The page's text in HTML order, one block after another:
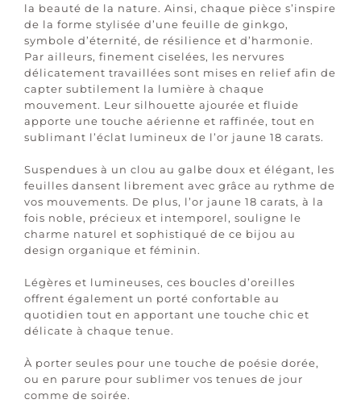
la beauté de la nature. Ainsi, chaque pièce s’inspire
de la forme stylisée d’une feuille de ginkgo,
symbole d’éternité, de résilience et d’harmonie.
Par ailleurs, finement ciselées, les nervures
délicatement travaillées sont mises en relief afin de
capter subtilement la lumière à chaque
mouvement. Leur silhouette ajourée et fluide
apporte une touche aérienne et raffinée, tout en
sublimant l’éclat lumineux de l’or jaune 18 carats.
Suspendues à un clou au galbe doux et élégant, les
feuilles dansent librement avec grâce au rythme de
vos mouvements. De plus, l’or jaune 18 carats, à la
fois noble, précieux et intemporel, souligne le
charme naturel et sophistiqué de ce bijou au
design organique et féminin.
Légères et lumineuses, ces boucles d’oreilles
offrent également un porté confortable au
quotidien tout en apportant une touche chic et
délicate à chaque tenue.
À porter seules pour une touche de poésie dorée,
ou en parure pour sublimer vos tenues de jour
comme de soirée.